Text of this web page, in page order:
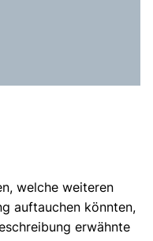
welche weiteren
auftauchen könnten,
erwähnte